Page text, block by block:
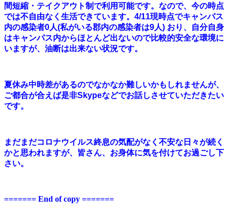
間短縮・テイクアウト制で利用可能です。なので、今の時点
では不自由なく生活できています。 4/11現時点でキャンパス
内の感染者0人(私がいる郡内の感染者は9人) おり、自分自身
はキャンパス内からほとんど出ないので比較的安全な環境に
いますが、油断は出来ない状況です。
夏休み中時差があるのでなかなか難しいかもしれませんが、
ご都合が合えば是非Skypeなどでお話しさせていただきたい
です。
まだまだコロナウイルス終息の気配がなく不安な日々が続く
かと思われますが、皆さん、お身体に気を付けてお過ごし下
さい。
======= End of copy =======